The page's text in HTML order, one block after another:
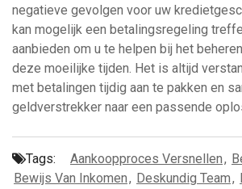
negatieve gevolgen voor uw
kan mogelijk een betalingsregeling
aanbieden om u te helpen bij het
deze moeilijke tijden. Het is altijd
met betalingen tijdig aan te pakken en
geldverstrekker naar een passende
Tags: Aankoopproces Versnellen,
Bewijs Van Inkomen, Deskundig Team,